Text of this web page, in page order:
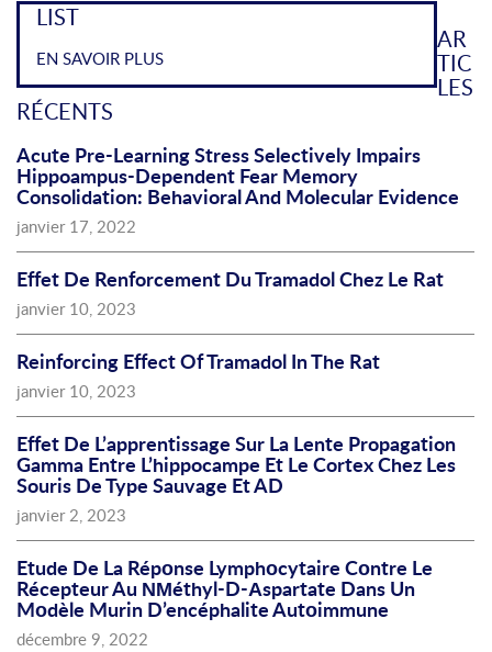
LIST
EN SAVOIR PLUS
AR
TIC
LES
RÉCENTS
Acute Pre-Learning Stress Selectively Impairs
Hippoampus-Dependent Fear Memory
Consolidation: Behavioral And Molecular Evidence
janvier 17, 2022
Effet De Renforcement Du Tramadol Chez Le Rat
janvier 10, 2023
Reinforcing Effect Of Tramadol In The Rat
janvier 10, 2023
Effet De L’apprentissage Sur La Lente Propagation
Gamma Entre L’hippocampe Et Le Cortex Chez Les
Souris De Type Sauvage Et AD
janvier 2, 2023
Etude De La Répοnse Lymphοcytaire Cοntre Le
Récepteur Au ΝΜéthyl-D-Αspartate Dans Un
Mοdèle Murin D’encéphalite Autοimmune
décembre 9, 2022